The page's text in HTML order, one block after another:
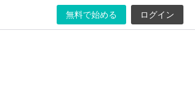
無料で始める ログイン